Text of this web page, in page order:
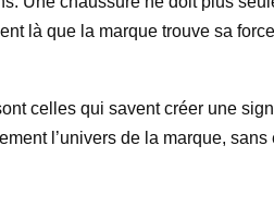
là que la marque trouve sa
celles qui savent créer une
l’univers de la marque,